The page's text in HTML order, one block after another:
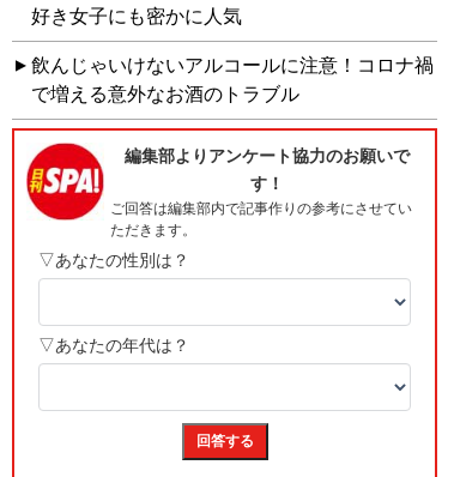
好き女子にも密かに人気
飲んじゃいけないアルコールに注意！コロナ禍
で増える意外なお酒のトラブル